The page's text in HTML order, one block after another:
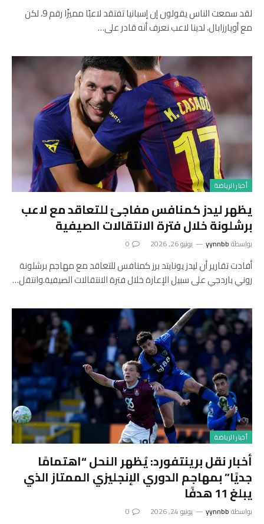
لقد سمعت الناس يقولون إن إسبانيا تفتقد لاعبًا مميزًا رقم 9، لكن
مع أويارزابال، لدينا لاعب نعرف أنه قادر على…
أخبار الرياضة
يظهر ليدز كمنافس مفاجئ للتعاقد مع لاعب
برشلونة خلال فترة الانتقالات الصيفية
بواسطةyynnbb يونيو 26, 2026 0
أفادت تقارير أن ليدز يونايتد برز كمنافس للتعاقد مع مهاجم برشلونة
روني باردجي على سبيل الإعارة خلال فترة الانتقالات الصيفية.وانتقل…
أخبار الرياضة
أخبار نقل برينتفورد: يُظهر النحل “اهتمامًا
جديًا” بمهاجم الدوري الإنجليزي الممتاز الذي
يبلغ 11 هدفًا
بواسطةyynnbb يونيو 24, 2026 0